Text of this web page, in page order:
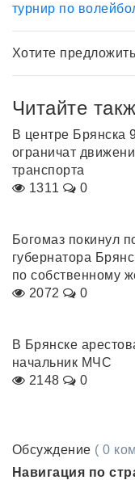
турнир по
Хотите
Читайте
В центре Брянска
ограничат
транспорта
1311
0
Богомаз покинул
губернатора
по собственному
2072
0
В Брянске
начальник МЧС
2148
0
Обсуждение ( 0
Навигация по